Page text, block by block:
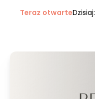
Teraz otwarteDzisiaj: